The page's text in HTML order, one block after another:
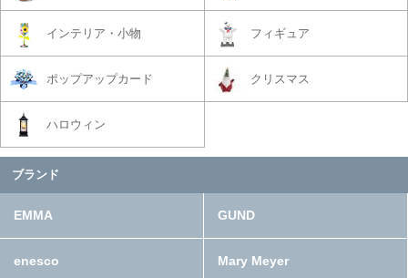
インテリア・小物 フィギュア
ポップアップカード クリスマス
ハロウィン
ブランド
EMMA GUND
enesco Mary Meyer